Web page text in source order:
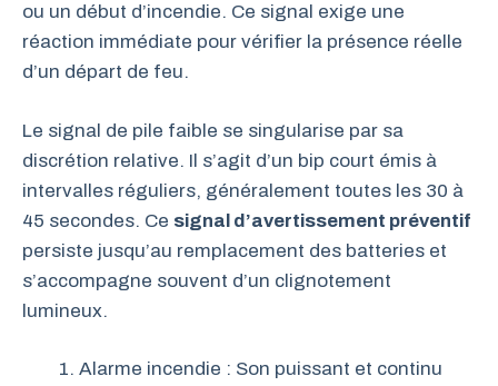
ou un début d’incendie. Ce signal exige une
réaction immédiate pour vérifier la présence réelle
d’un départ de feu.
Le signal de pile faible se singularise par sa
discrétion relative. Il s’agit d’un bip court émis à
intervalles réguliers, généralement toutes les 30 à
45 secondes. Ce signal d’avertissement préventif
persiste jusqu’au remplacement des batteries et
s’accompagne souvent d’un clignotement
lumineux.
Alarme incendie : Son puissant et continu